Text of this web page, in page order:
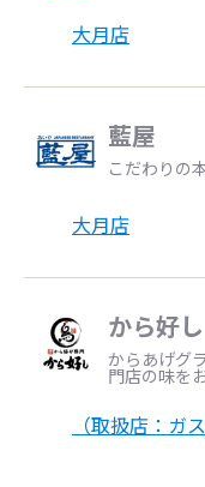
大月店
藍屋
こだわりの
大月店
から好し
からあげグ
門店の味を
（取扱店：ガ